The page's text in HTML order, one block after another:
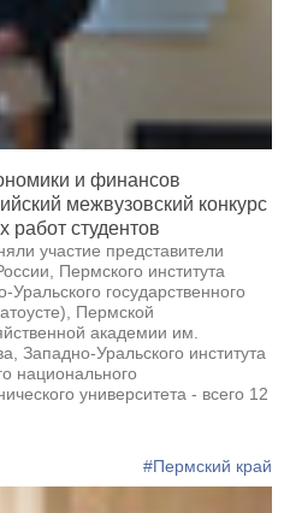
и финансов
межвузовский конкурс
работ студентов
участие представители
Пермского института
государственного
Пермской
академии им.
Западно-Уральского института
национального
университета - всего 12
#Пермский край